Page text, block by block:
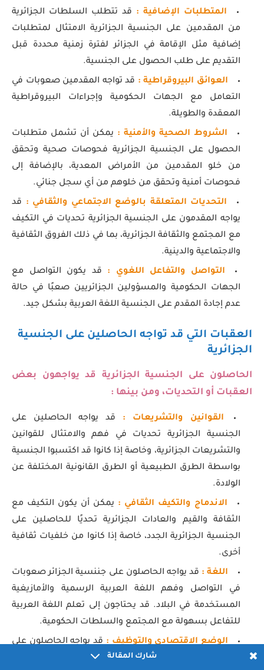
المتطلبات الإضافية : قد تتطلب السلطات الجزائرية
من المقدمين على الجنسية الجزائرية الامتثال لمتطلبات
إضافية مثل الإقامة في الجزائر لفترة زمنية محددة قبل
التقديم على طلب الحصول على الجنسية.
العوائق البيروقراطية : قد تواجه المقدمين صعوبات في
التعامل مع الجهات الحكومية وإجراءات البيروقراطية
المعقدة والطويلة.
الشروط الصحية والأمنية : يمكن أن تشمل متطلبات
الحصول على الجنسية الجزائرية فحوصات صحية وتحقق
من خلو المقدمين من الأمراض المعدية، بالإضافة إلى
فحوصات أمنية وتحقق من خلوهم من أي سجل جنائي.
التحديات المتعلقة بالوضع الاجتماعي والثقافي : قد
يواجه المقدمون على الجنسية الجزائرية تحديات في التكيف
مع المجتمع والثقافة الجزائرية، بما في ذلك الفروق الثقافية
والاجتماعية والدينية.
التواصل والتفاعل اللغوي : قد يكون التواصل مع
الجهات الحكومية والمسؤولين الجزائريين صعبًا في حالة
عدم إجادة المقدم على الجنسية اللغة العربية بشكل جيد.
العقبات التي قد تواجه الحاصلين على الجنسية
الجزائرية
الحاصلون على الجنسية الجزائرية قد يواجهون بعض
العقبات أو التحديات، ومن بينها :
القوانين والتشريعات : قد يواجه الحاصلين على
الجنسية الجزائرية تحديات في فهم والامتثال للقوانين
والتشريعات الجزائرية، وخاصة إذا كانوا قد اكتسبوا الجنسية
بواسطة الطرق الطبيعية أو الطرق القانونية المختلفة عن
الولادة.
الاندماج والتكيف الثقافي : يمكن أن يكون التكيف مع
الثقافة والقيم والعادات الجزائرية تحديًا للحاصلين على
الجنسية الجزائرية الجدد، خاصة إذا كانوا من خلفيات ثقافية
أخرى.
اللغة : قد يواجه الحاصلون على جننسية الجزائر صعوبات
في التواصل وفهم اللغة العربية الرسمية والأمازيغية
المستخدمة في البلاد. قد يحتاجون إلى تعلم اللغة العربية
للتفاعل بسهولة مع المجتمع والسلطات الحكومية.
الوضع الاقتصادي والتوظيف : قد يواجه الحاصلون على
الجنسية الجزائرية تحديات في الحصول على فرص عمل
شارك المقالة